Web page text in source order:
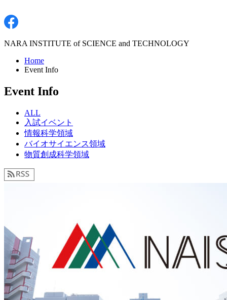
NARA INSTITUTE of SCIENCE and TECHNOLOGY
Home
Event Info
Event Info
ALL
入試イベント
情報科学領域
バイオサイエンス領域
物質創成科学領域